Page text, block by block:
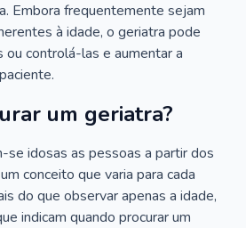
Embora frequentemente sejam
à idade, o geriatra pode
ou controlá-las e aumentar a
um geriatra?
se idosas as pessoas a partir dos
conceito que varia para cada
do que observar apenas a idade,
indicam quando procurar um